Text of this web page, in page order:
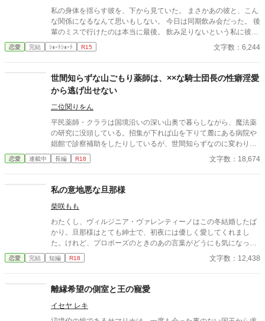
私の身体を揺らす彼を、下から見ていた。 まさかあの彼と、こん
な関係になるなんて思いもしない。 今日は同期飲み会だった。 後
輩のミスで行けたのは本当に最後。 飲み足りないという私に彼は
付き合ってくれた。 彼とは入社当時、部署は違ったが同じ仕事に
携わっていた。 きっとあの頃のわたしは、彼が好きだったんだと
のせいで、その一線は越えられなかった。 でも、あれから変わっ
た私なら……。 ****** 2021/05/29 公開 ****** 表紙 いもこは妹
pixivID:11163077
恋愛 完結 ｼｮｰﾄｼｮｰﾄ R15 文字数：6,244
世間知らずな山ごもり薬師は、××な騎士団長の性癖淫愛
から逃げ出せない
二位関りをん
平民薬師・クララは国境沿いの深い山奥で暮らしながら、魔法薬
の研究に没頭している。招集が下れば山を下りて麓にある病院や
娼館で診察補助をしたりしているが、世間知らずなのに変わりは
ない。 ある日、山の中で倒れている男性を発見。彼はなんと騎士
団長・レイルドで女嫌いの噂を持つ人物だった。 当然女嫌いの噂
が、レイルドには隠している秘密……性癖があった。 ――君の××
××、触らせてもらえないだろうか？
恋愛 連載中 長編 R18 文字数：18,674
私の意地悪な旦那様
柴咲もも
わたくし、ヴィルジニア・ヴァレンティーノはこの冬結婚したば
かり。旦那様はとても紳士で、初夜には優しく愛してくれまし
た。けれど、プロポーズのときのあの言葉がどうにも気になって
仕方がないのです。 ――《嗜虐趣味》って、なんですの？ ※お嬢
様な新妻が性的嗜好に問題ありのイケメン夫に新年早々色々され
恋愛 完結 短編 R18 文字数：12,438
離縁希望の側室と王の寵愛
イセヤ レキ